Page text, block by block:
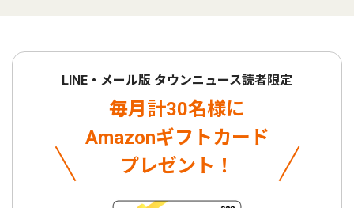
LINE・メール版 タウンニュース読者限定
毎月計30名様に
Amazonギフトカード
プレゼント！